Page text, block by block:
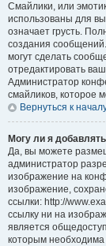
Смайлики, или
использованы для
означает грусть.
создания сообщений.
могут сделать
отредактировать
Администратор
смайликов, которое
Вернуться к
Могу ли я
Да, вы можете
администратор
изображение на
изображение,
ссылки: http://
ссылку ни на
является
которым